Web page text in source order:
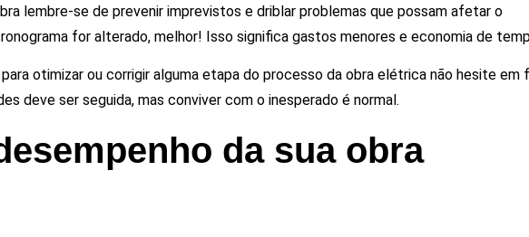
lembre-se de prevenir imprevistos e driblar problemas que possam afetar o
for alterado, melhor! Isso significa gastos menores e economia de
otimizar ou corrigir alguma etapa do processo da obra elétrica não hesite em
deve ser seguida, mas conviver com o inesperado é normal.
da sua obra